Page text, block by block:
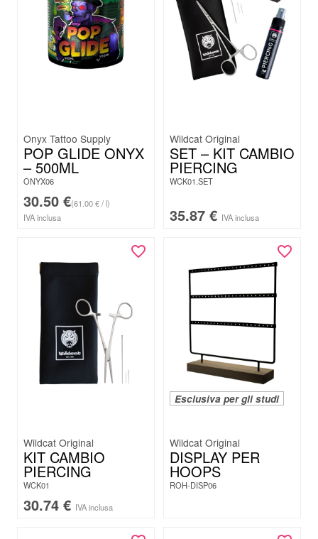
Onyx Tattoo Supply
POP GLIDE ONYX
– 500ML
ONYX06
30.50 €(61.00 € / l)
IVA inclusa
Wildcat Original
SET – KIT CAMBIO
PIERCING
WCK01.SET
35.87 € IVA inclusa
Wildcat Original
KIT CAMBIO
PIERCING
WCK01
30.74 € IVA inclusa
Esclusiva per gli studi
Wildcat Original
DISPLAY PER
HOOPS
ROH-DISP06